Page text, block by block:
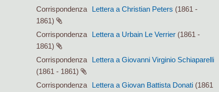
Corrispondenza
Lettera a Christian Peters (1861 -
1861)
Corrispondenza
Lettera a Urbain Le Verrier (1861 -
1861)
Corrispondenza
Lettera a Giovanni Virginio Schiaparelli
(1861 - 1861)
Corrispondenza
Lettera a Giovan Battista Donati (1861